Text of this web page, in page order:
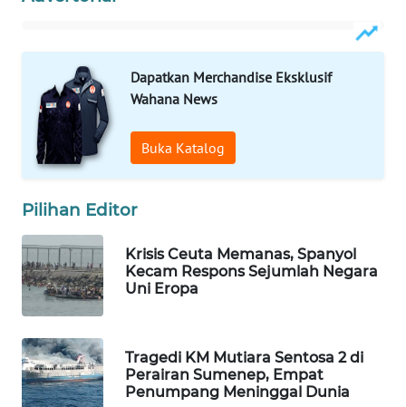
Dapatkan Merchandise Eksklusif
Wahana News
Buka Katalog
Pilihan Editor
Krisis Ceuta Memanas, Spanyol
Kecam Respons Sejumlah Negara
Uni Eropa
Tragedi KM Mutiara Sentosa 2 di
Perairan Sumenep, Empat
Penumpang Meninggal Dunia
WAHANA
WAHANA
SELEB
WAHANA
PERSONA
WAHANA
WAHANA
HEALTH
WAHANA
DESA
WISATA